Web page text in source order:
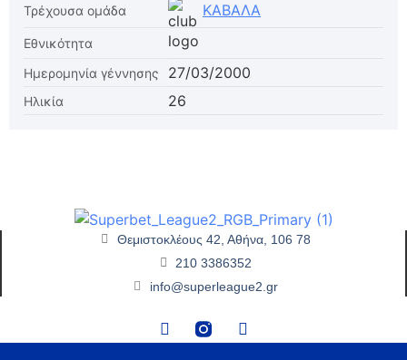
Τρέχουσα ομάδα ΚΑΒΑΛΑ
Εθνικότητα
Ημερομηνία γέννησης
27/03/2000
Ηλικία 26
Θεμιστοκλέους 42, Αθήνα, 106 78
210 3386352
info@superleague2.gr